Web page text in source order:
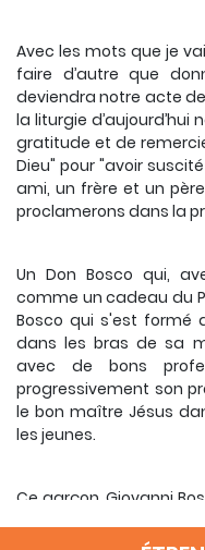
Avec les mots que je
faire d’autre que
deviendra notre acte
la liturgie
gratitude et de
Dieu" pour "avoir
ami, un frère et un
proclamerons dans la
Un Don Bosco qui,
comme un cadeau du
Bosco qui s'est formé
dans les bras de sa
avec de bons
progressivement son
le bon maître Jésus
les jeunes.
Ce garçon, Giovanni
serait pas vécue